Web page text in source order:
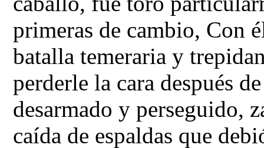
primeras de cambio, Con
batalla temeraria y
perderle la cara después
desarmado y perseguido,
caída de espaldas que